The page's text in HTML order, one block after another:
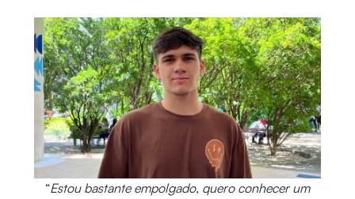
“Estou bastante empolgado, quero conhecer um